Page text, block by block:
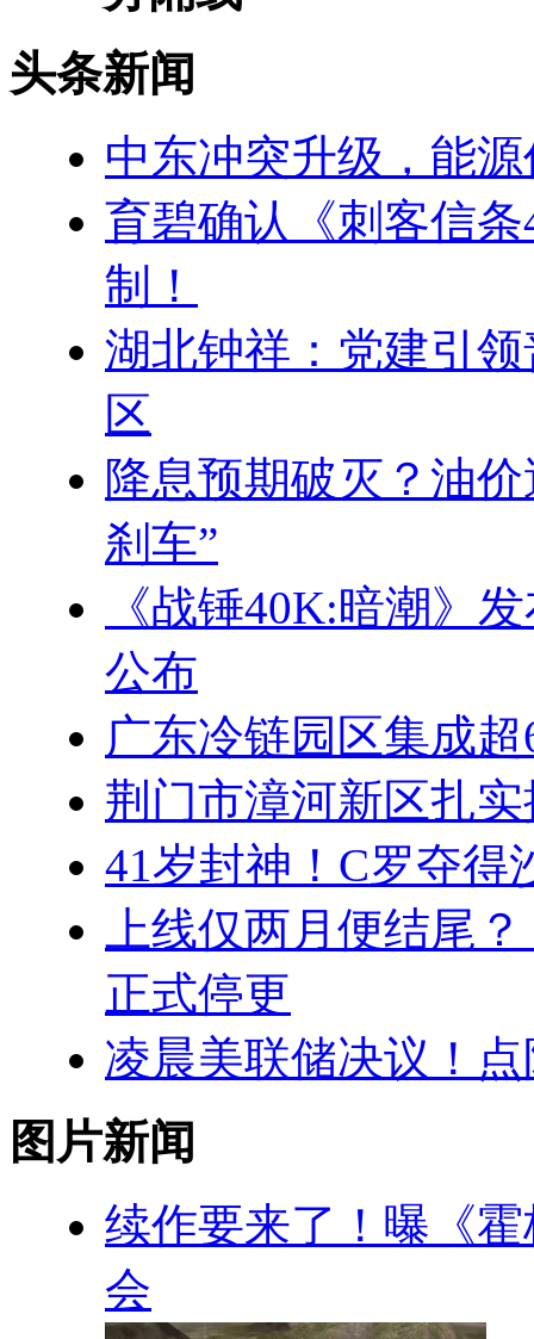
头条新闻
中东冲突升级，能
育碧确认《刺客信
制！
湖北钟祥：党建引
区
降息预期破灭？油
刹车”
《战锤40K:暗潮》
公布
广东冷链园区集成
荆门市漳河新区扎
41岁封神！C罗夺得
上线仅两月便结尾
正式停更
凌晨美联储决议！
图片新闻
续作要来了！曝《
会